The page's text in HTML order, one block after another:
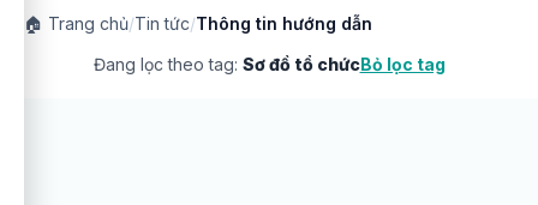
🏠 Trang chủ/Tin tức/Thông tin hướng dẫn
Đang lọc theo tag: Sơ đồ tổ chứcBỏ lọc tag